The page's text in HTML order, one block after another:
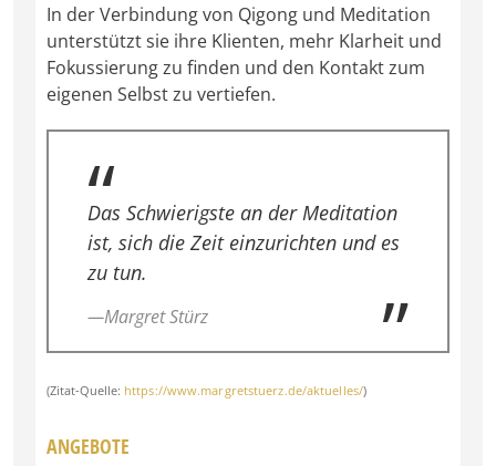
In der Verbindung von Qigong und Meditation
unterstützt sie ihre Klienten, mehr Klarheit und
Fokussierung zu finden und den Kontakt zum
eigenen Selbst zu vertiefen.
Das Schwierigste an der Meditation
ist, sich die Zeit einzurichten und es
zu tun.
—Margret Stürz
(Zitat-Quelle: https://www.margretstuerz.de/aktuelles/)
ANGEBOTE